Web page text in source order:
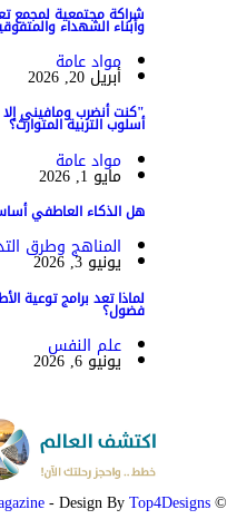
شراكة مجتمعية لمجمع
وأبناء الشهداء
مواد عامة
أبريل 20, 2026
"كنت أنضرب ومافيني إلا
أسلوب التربية المتوارث؟
مواد عامة
مايو 1, 2026
هل الذكاء العاطفي
المناهج وطرق
يونيو 3, 2026
لماذا تعد برامج توعية
فضول؟
علم النفس
يونيو 6, 2026
© Copyright
- Design By Top4Designs